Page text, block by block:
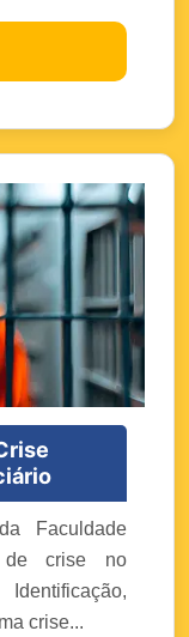
Faculdade
de crise no
crise...